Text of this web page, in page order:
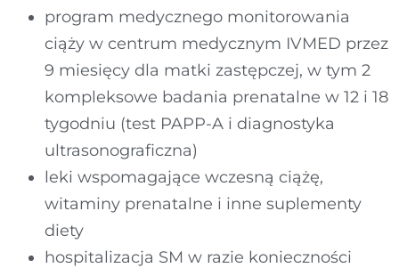
program medycznego monitorowania
ciąży w centrum medycznym IVMED przez
9 miesięcy dla matki zastępczej, w tym 2
kompleksowe badania prenatalne w 12 i 18
tygodniu (test PAPP-A i diagnostyka
ultrasonograficzna)
leki wspomagające wczesną ciążę,
witaminy prenatalne i inne suplementy
diety
hospitalizacja SM w razie konieczności